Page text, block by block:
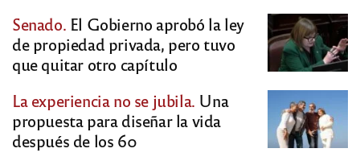
Senado. El Gobierno aprobó la ley
de propiedad privada, pero tuvo
que quitar otro capítulo
La experiencia no se jubila. Una
propuesta para diseñar la vida
después de los 60